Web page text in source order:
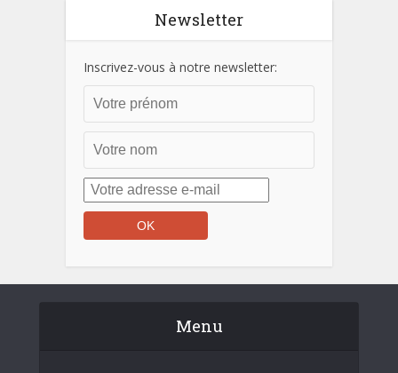
Newsletter
Inscrivez-vous à notre newsletter:
Menu